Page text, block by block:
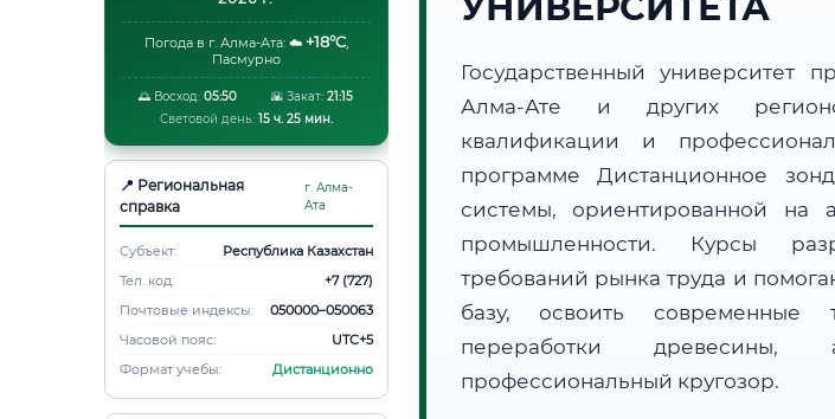
Погода в г. Алма-Ата: ☁️ +18°C,
Пасмурно
🌅 Восход: 05:50 🌇 Закат: 21:15
Световой день: 15 ч. 25 мин.
📍 Региональная
справка
г. Алма-
Ата
Субъект:
Республика Казахстан
Тел. код:
+7 (727)
Почтовые индексы:
050000–050063
Часовой пояс:
UTC+5
Формат учебы:
Дистанционно
Государственный университет
Алма-Ате и других
квалификации и
программе Дистанционное
системы, ориентированной на
промышленности. Курсы
требований рынка труда и
базу, освоить современные
переработки
профессиональный кругозор.